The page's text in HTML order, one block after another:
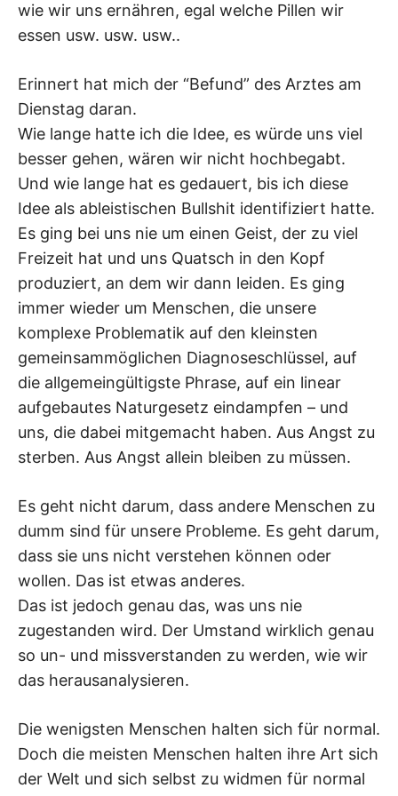
wie wir uns ernähren, egal welche Pillen wir
essen usw. usw. usw..
Erinnert hat mich der “Befund” des Arztes am
Dienstag daran.
Wie lange hatte ich die Idee, es würde uns viel
besser gehen, wären wir nicht hochbegabt.
Und wie lange hat es gedauert, bis ich diese
Idee als ableistischen Bullshit identifiziert hatte.
Es ging bei uns nie um einen Geist, der zu viel
Freizeit hat und uns Quatsch in den Kopf
produziert, an dem wir dann leiden. Es ging
immer wieder um Menschen, die unsere
komplexe Problematik auf den kleinsten
gemeinsammöglichen Diagnoseschlüssel, auf
die allgemeingültigste Phrase, auf ein linear
aufgebautes Naturgesetz eindampfen – und
uns, die dabei mitgemacht haben. Aus Angst zu
sterben. Aus Angst allein bleiben zu müssen.
Es geht nicht darum, dass andere Menschen zu
dumm sind für unsere Probleme. Es geht darum,
dass sie uns nicht verstehen können oder
wollen. Das ist etwas anderes.
Das ist jedoch genau das, was uns nie
zugestanden wird. Der Umstand wirklich genau
so un- und missverstanden zu werden, wie wir
das herausanalysieren.
Die wenigsten Menschen halten sich für normal.
Doch die meisten Menschen halten ihre Art sich
der Welt und sich selbst zu widmen für normal